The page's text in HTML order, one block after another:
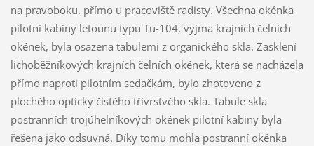
na pravoboku, přímo u pracoviště radisty. Všechna okénka
pilotní kabiny letounu typu Tu-104, vyjma krajních čelních
okének, byla osazena tabulemi z organického skla. Zasklení
lichoběžníkových krajních čelních okének, která se nacházela
přímo naproti pilotním sedačkám, bylo zhotoveno z
plochého opticky čistého třívrstvého skla. Tabule skla
postranních trojúhelníkových okének pilotní kabiny byla
řešena jako odsuvná. Díky tomu mohla postranní okénka